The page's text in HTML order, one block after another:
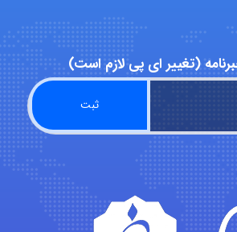
ABOALFZAL ZAREI
nima5534
arman.m
(تغییر ای پی لازم است)